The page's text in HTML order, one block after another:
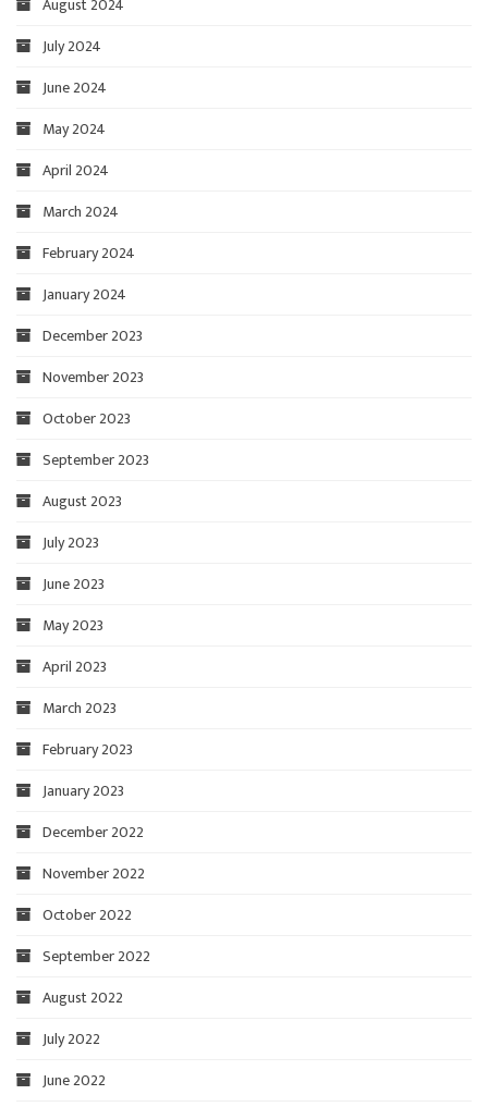
July 2024
June 2024
May 2024
April 2024
March 2024
February 2024
January 2024
December 2023
November 2023
October 2023
September 2023
August 2023
July 2023
June 2023
May 2023
April 2023
March 2023
February 2023
January 2023
December 2022
November 2022
October 2022
September 2022
August 2022
July 2022
June 2022